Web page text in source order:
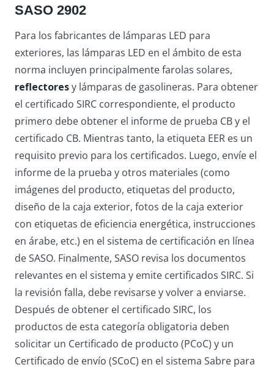
SASO 2902
Para los fabricantes de lámparas LED para
exteriores, las lámparas LED en el ámbito de esta
norma incluyen principalmente farolas solares,
reflectoresy lámparas de gasolineras. Para obtener
el certificado SIRC correspondiente, el producto
primero debe obtener el informe de prueba CB y el
certificado CB. Mientras tanto, la etiqueta EER es un
requisito previo para los certificados. Luego, envíe el
informe de la prueba y otros materiales (como
imágenes del producto, etiquetas del producto,
diseño de la caja exterior, fotos de la caja exterior
con etiquetas de eficiencia energética, instrucciones
en árabe, etc.) en el sistema de certificación en línea
de SASO. Finalmente, SASO revisa los documentos
relevantes en el sistema y emite certificados SIRC. Si
la revisión falla, debe revisarse y volver a enviarse.
Después de obtener el certificado SIRC, los
productos de esta categoría obligatoria deben
solicitar un Certificado de producto (PCoC) y un
Certificado de envío (SCoC) en el sistema Sabre para